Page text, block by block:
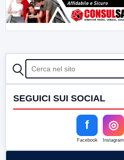
CERCA
SEGUICI SUI SOCIAL
f
Facebook
◎
Instagram